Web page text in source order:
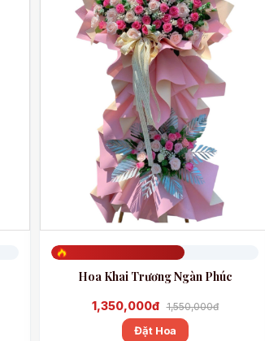
Hoa Khai Trương Ngàn Phúc
1,350,000đ 1,550,000đ
Đặt Hoa